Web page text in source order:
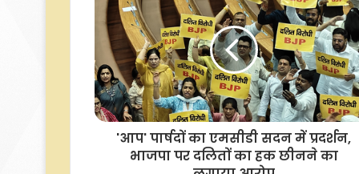
'आप' पार्षदों का एमसीडी सदन में प्रदर्शन,
भाजपा पर दलितों का हक छीनने का